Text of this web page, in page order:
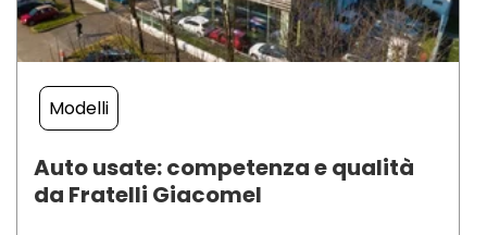
Modelli
Auto usate: competenza e qualità
da Fratelli Giacomel